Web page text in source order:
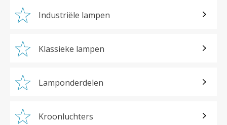
Industriële lampen
Klassieke lampen
Lamponderdelen
Kroonluchters